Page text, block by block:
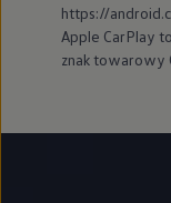
https://
Apple CarPlay
znak towarowy